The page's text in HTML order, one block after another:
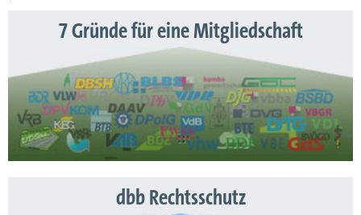
7 Gründe für eine Mitgliedschaft
dbb Rechtsschutz